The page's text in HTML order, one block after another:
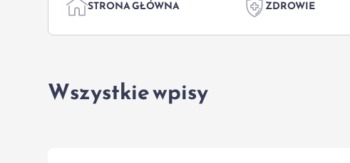
STRONA GŁÓWNA ZDROWIE
Wszystkie wpisy